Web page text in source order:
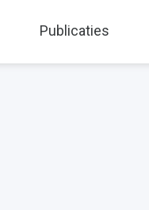
Publicaties